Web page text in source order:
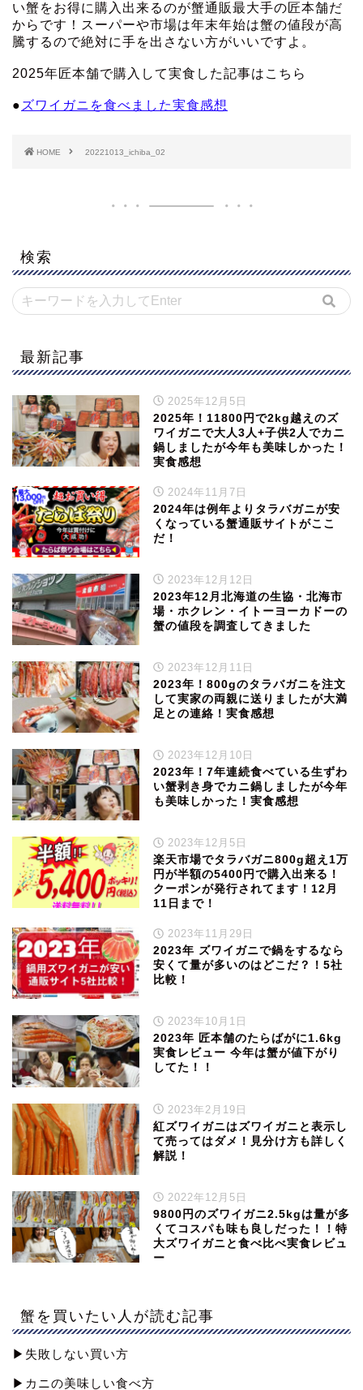
い蟹をお得に購入出来るのが蟹通販最大手の匠本舗だ
からです！スーパーや市場は年末年始は蟹の値段が高
騰するので絶対に手を出さない方がいいですよ。
2025年匠本舗で購入して実食した記事はこちら
● ズワイガニを食べました実食感想
HOME 20221013_ichiba_02
検索
最新記事
2025年12月5日
2025年！11800円で2kg越えのズ
ワイガニで大人3人+子供2人でカニ
鍋しましたが今年も美味しかった！
実食感想
2024年11月7日
2024年は例年よりタラバガニが安
くなっている蟹通販サイトがここ
だ！
2023年12月12日
2023年12月北海道の生協・北海市
場・ホクレン・イトーヨーカドーの
蟹の値段を調査してきました
2023年12月11日
2023年！800gのタラバガニを注文
して実家の両親に送りましたが大満
足との連絡！実食感想
2023年12月10日
2023年！7年連続食べている生ずわ
い蟹剥き身でカニ鍋しましたが今年
も美味しかった！実食感想
2023年12月5日
楽天市場でタラバガニ800g超え1万
円が半額の5400円で購入出来る！
クーポンが発行されてます！12月
11日まで！
2023年11月29日
2023年 ズワイガニで鍋をするなら
安くて量が多いのはどこだ？！5社
比較！
2023年10月1日
2023年 匠本舗のたらばがに1.6kg
実食レビュー 今年は蟹が値下がり
してた！！
2023年2月19日
紅ズワイガニはズワイガニと表示し
て売ってはダメ！見分け方も詳しく
解説！
2022年12月5日
9800円のズワイガニ2.5kgは量が多
くてコスパも味も良しだった！！特
大ズワイガニと食べ比べ実食レビュ
ー
蟹を買いたい人が読む記事
▶︎失敗しない買い方
▶︎カニの美味しい食べ方